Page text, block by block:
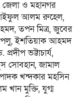
ও মহানগর
আলম রুহেল,
তপন মিত্র, জুবের
ইশতিয়াক আহমদ
ভট্টাচার্য,
সোবহান, জামাল
খন্দকার মহসিন
খান মুক্তি, যুগ্ম